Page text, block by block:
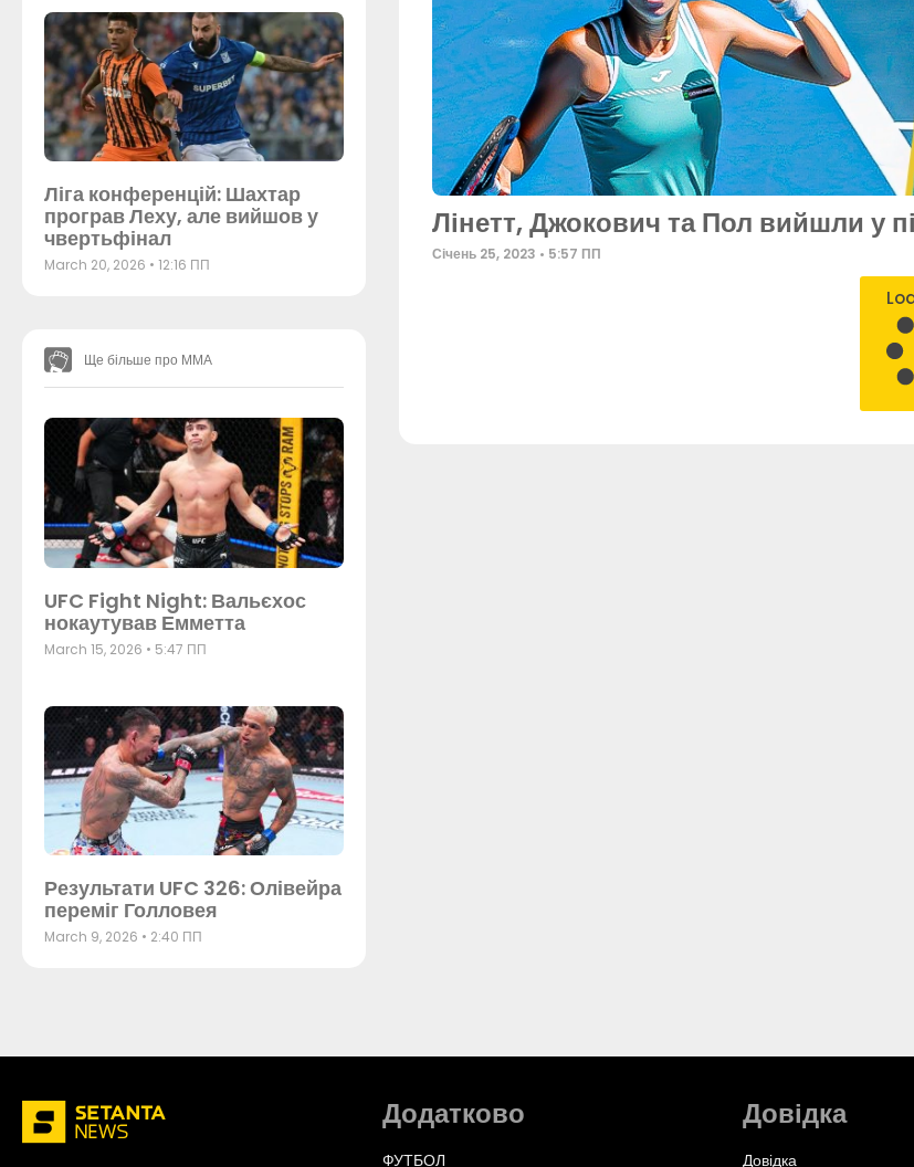
Ліга конференцій: Шахтар
програв Леху, але вийшов у
чвертьфінал
March 20, 2026 12:16 ПП
Ще більше про ММА
UFC Fight Night: Вальєхос
нокаутував Емметта
March 15, 2026 5:47 ПП
Результати UFC 326: Олівейра
переміг Голловея
March 9, 2026 2:40 ПП
Лінетт, Джокович та Пол вийшли у
Січень 25, 2023 5:57 ПП
Додатково
ФУТБОЛ
Довідка
Довідка